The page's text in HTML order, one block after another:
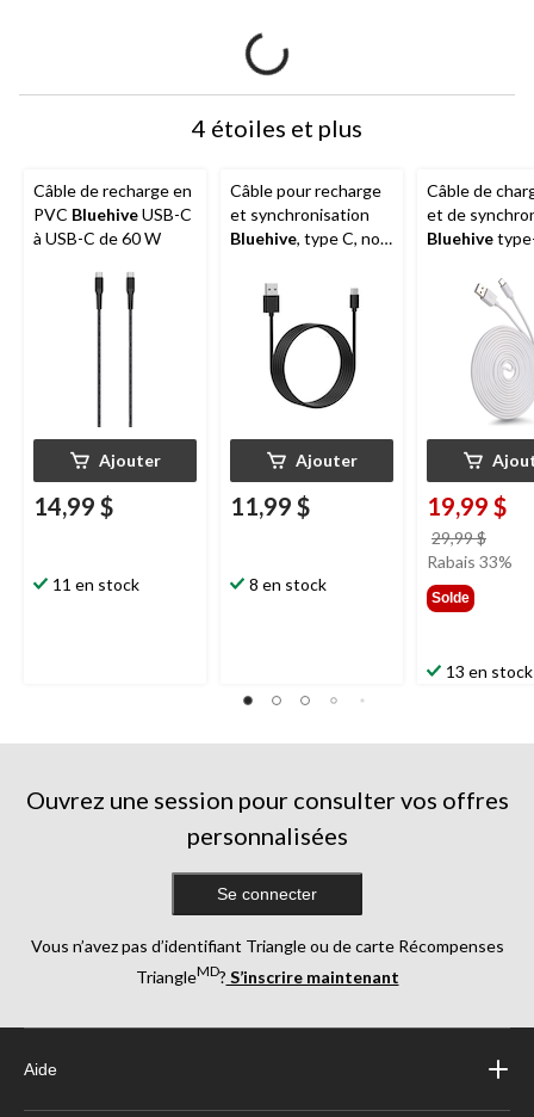
4 étoiles et plus
Câble de recharge en
PVC BluehiveUSB-C
à USB-C de 60 W
Ajouter
14,99 $
11 en stock
Câble pour recharge
et synchronisation
Bluehive, type C, noir,
Ajouter
11,99 $
8 en stock
Câble de
et de
Bluehive
Android
blanc, paq. 3
19,99 $
29,99 $
était
Rabais 33%
Solde
13 en stock
Ouvrez une session pour consulter vos offres
personnalisées
Se connecter
Vous n’avez pas d’identifiant Triangle ou de carte Récompenses
TriangleMD? S’inscrire maintenant
Aide